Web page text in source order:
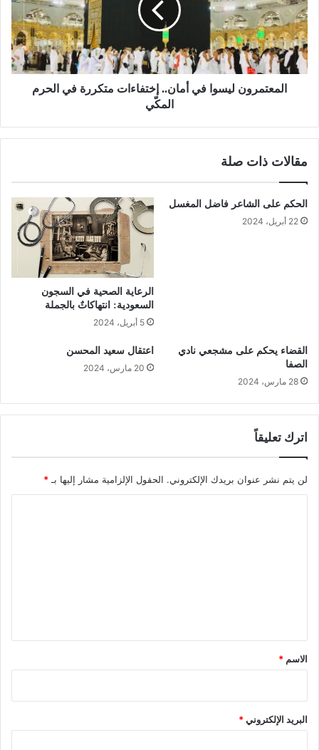
المعتمرون ليسوا في أمان.. إختفاءات متكررة في الحرم
المكّي
مقالات ذات صلة
الحكم على الشاعر فاضل المغسل
22 أبريل، 2024
الرعاية الصحية في السجون
السعودية: انتهاكاتٌ بالجملة
5 أبريل، 2024
القضاء يحكم على مشجعي نادي
الصفا
28 مارس، 2024
اعتقال سعيد المحسن
20 مارس، 2024
اترك تعليقاً
لن يتم نشر عنوان بريدك الإلكتروني. الحقول الإلزامية مشار إليها بـ *
*
الاسم *
البريد الإلكتروني*